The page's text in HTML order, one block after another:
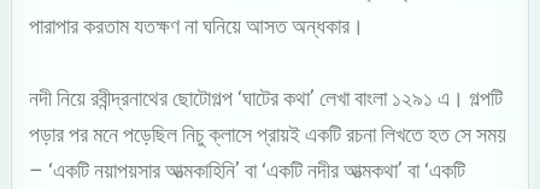
পারাপার করতাম যতক্ষণ না ঘনিয়ে আসত অন্ধকার।
নদী নিয়ে রবীন্দ্রনাথের ছোটোগল্প ‘ঘাটের কথা’ লেখা বাংলা ১২৯১ এ। গল্পটি
পড়ার পর মনে পড়েছিল নিচু ক্লাসে প্রায়ই একটি রচনা লিখতে হত সে সময়
– ‘একটি নয়াপয়সার আত্মকাহিনি’ বা ‘একটি নদীর আত্মকথা’ বা ‘একটি